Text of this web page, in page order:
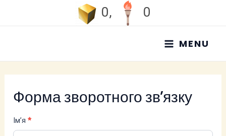
0, 0
MAIN
MENU
MENU
Форма зворотного зв’язку
Feedback
Ім’я*